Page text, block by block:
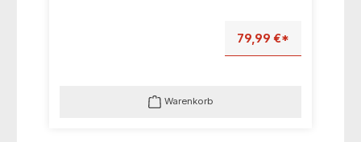
79,99 €*
Warenkorb